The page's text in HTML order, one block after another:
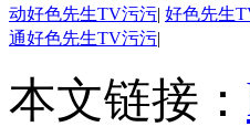
动好色先生TV污污| 好色先生
通好色先生TV污污|
本文链接：